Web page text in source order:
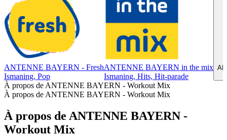
ANTENNE BAYERN - Fresh
Ismaning, Pop
ANTENNE BAYERN in the mix
Ismaning, Hits, Hit-parade
À propos de ANTENNE BAYERN - Workout Mix
À propos de ANTENNE BAYERN - Workout Mix
À propos de ANTENNE BAYERN -
Workout Mix